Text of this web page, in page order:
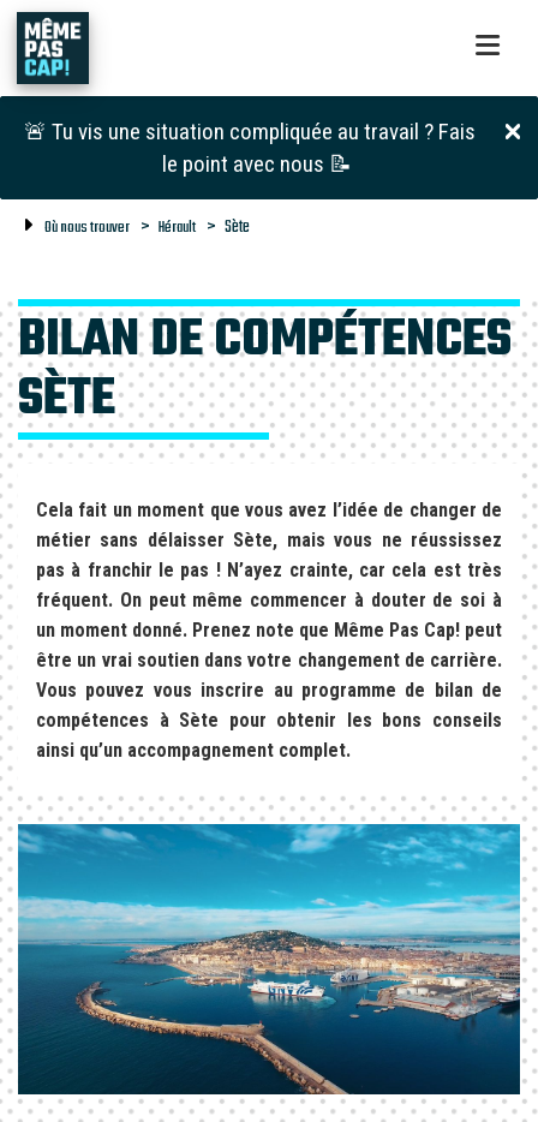
🚨 Tu vis une situation compliquée au travail ? Fais
le point avec nous 📝
Où nous trouver Hérault Sète
BILAN DE COMPÉTENCES
SÈTE
Cela fait un moment que vous avez l’idée de changer de
métier sans délaisser Sète, mais vous ne réussissez
pas à franchir le pas ! N’ayez crainte, car cela est très
fréquent. On peut même commencer à douter de soi à
un moment donné. Prenez note que Même Pas Cap! peut
être un vrai soutien dans votre changement de carrière.
Vous pouvez vous inscrire au programme de bilan de
compétences à Sète pour obtenir les bons conseils
ainsi qu’un accompagnement complet.